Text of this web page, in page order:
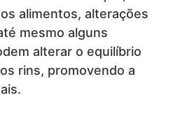
alimentos, alterações
mesmo alguns
alterar o equilíbrio
rins, promovendo a